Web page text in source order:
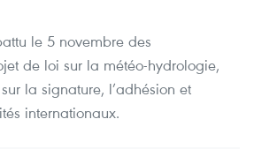
le 5 novembre des
de loi sur la météo-hydrologie,
la signature, l’adhésion et
internationaux.